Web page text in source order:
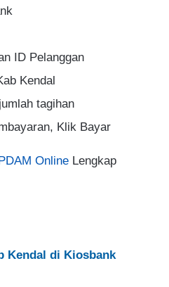
ID Pelanggan
Kendal
tagihan
Klik Bayar
Online Lengkap
Kendal di Kiosbank